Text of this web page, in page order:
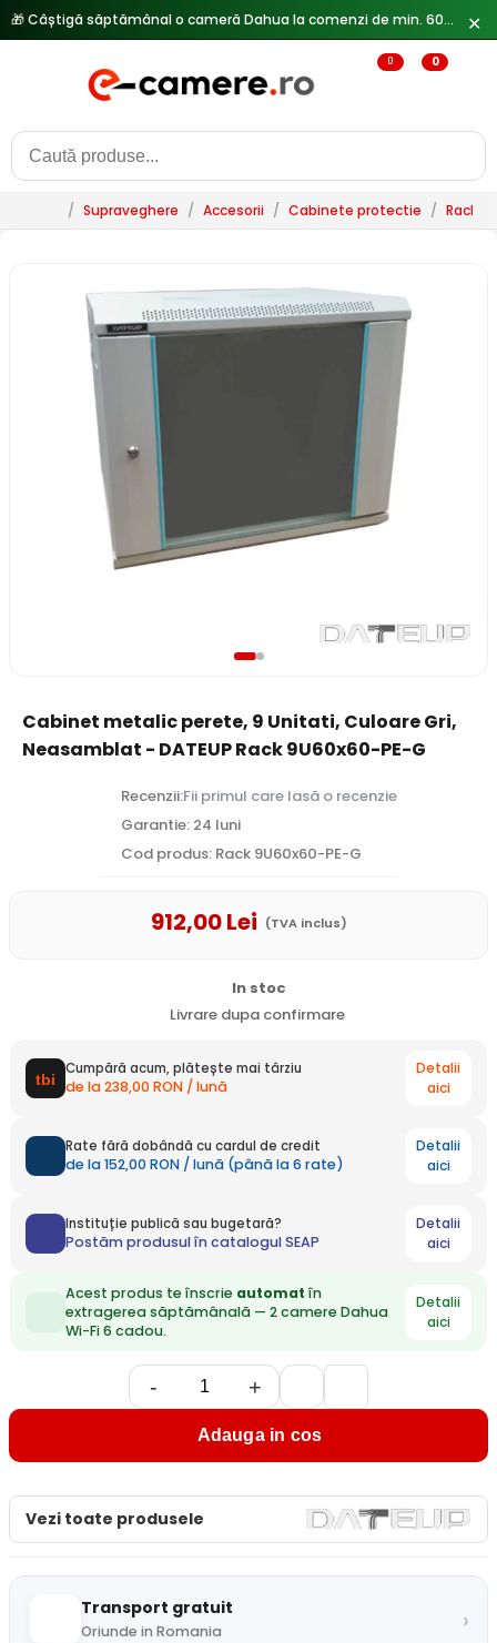
🎁 Câștigă săptămânal o cameră Dahua la comenzi de min. 600 lei — ✕
0 0
/ Supraveghere / Accesorii / Cabinete protectie / Rack-
Cabinet metalic perete, 9 Unitati, Culoare Gri,
Neasamblat - DATEUP Rack 9U60x60-PE-G
Recenzii:Fii primul care lasă o recenzie
Garantie: 24 luni
Cod produs: Rack 9U60x60-PE-G
912,00Lei (TVA inclus)
In stoc
Livrare dupa confirmare
Cumpără acum, plătește mai târziu
de la 238,00 RON / lună
Detalii
aici
Rate fără dobândă cu cardul de credit
de la 152,00 RON / lună (până la 6 rate)
Detalii
aici
Instituție publică sau bugetară?
Postăm produsul în catalogul SEAP
Detalii
aici
Acest produs te înscrie automat în
extragerea săptămânală — 2 camere Dahua
Wi-Fi 6 cadou.
Detalii
aici
- +
Adauga in cos
Vezi toate produsele
Transport gratuit
Oriunde in Romania ›